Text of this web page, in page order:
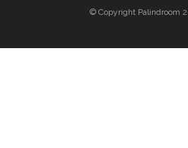
© Copyright Palindroom